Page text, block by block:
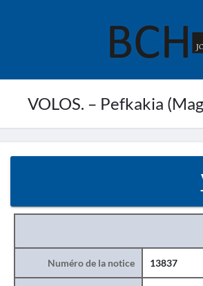
VOLOS. – Pefkakia
Numéro de la notice 13837